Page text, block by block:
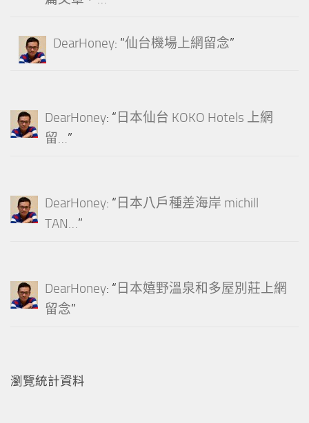
DearHoney: “仙台機場上網留念”
DearHoney: “ 日本仙台 KOKO Hotels 上網
留…”
DearHoney: “ 日本八戶種差海岸 michill
TAN…”
DearHoney: “ 日本嬉野溫泉和多屋別莊上網
留念”
瀏覽統計資料